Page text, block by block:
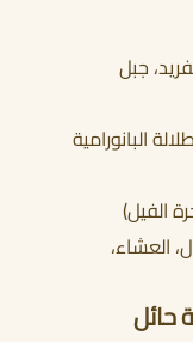
جبل
البانورامية
الفيل)
العشاء،
حائل